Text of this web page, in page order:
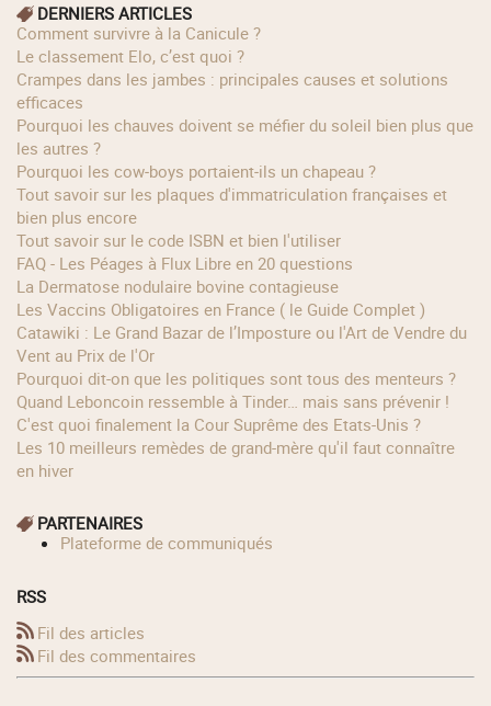
DERNIERS ARTICLES
Comment survivre à la Canicule ?
Le classement Elo, c’est quoi ?
Crampes dans les jambes : principales causes et solutions
efficaces
Pourquoi les chauves doivent se méfier du soleil bien plus que
les autres ?
Pourquoi les cow‑boys portaient‑ils un chapeau ?
Tout savoir sur les plaques d'immatriculation françaises et
bien plus encore
Tout savoir sur le code ISBN et bien l'utiliser
FAQ - Les Péages à Flux Libre en 20 questions
La Dermatose nodulaire bovine contagieuse
Les Vaccins Obligatoires en France ( le Guide Complet )
Catawiki : Le Grand Bazar de l’Imposture ou l'Art de Vendre du
Vent au Prix de l'Or
Pourquoi dit-on que les politiques sont tous des menteurs ?
Quand Leboncoin ressemble à Tinder… mais sans prévenir !
C'est quoi finalement la Cour Suprême des Etats-Unis ?
Les 10 meilleurs remèdes de grand-mère qu'il faut connaître
en hiver
PARTENAIRES
Plateforme de communiqués
RSS
Fil des articles
Fil des commentaires